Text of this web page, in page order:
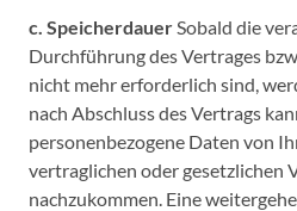
c. SpeicherdauerSobald die
Durchführung des Vertrages
nicht mehr erforderlich sind,
nach Abschluss des Vertrags
personenbezogene Daten von
vertraglichen oder gesetzlichen
nachzukommen. Eine